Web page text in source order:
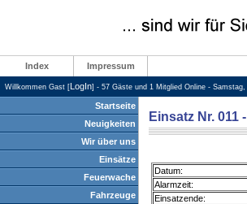
Index Impressum
Willkommen Gast [LogIn] - 57 Gäste und 1 Mitglied Online - Samstag,
Startseite
Neuigkeiten
Wir über uns
Einsätze
Feuerwache
Fahrzeuge
Einsatz Nr. 011
Datum:
Alarmzeit:
Einsatzende: